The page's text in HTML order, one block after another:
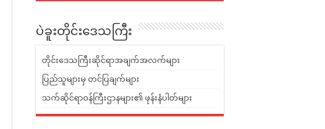
ပဲခူးတိုင်းဒေသကြီး
တိုင်းဒေသကြီးဆိုင်ရာအချက်အလက်များ
ပြည်သူများမှ တင်ပြချက်များ
သက်ဆိုင်ရာဝန်ကြီးဌာနများ၏ ဖုန်းနံပါတ်များ